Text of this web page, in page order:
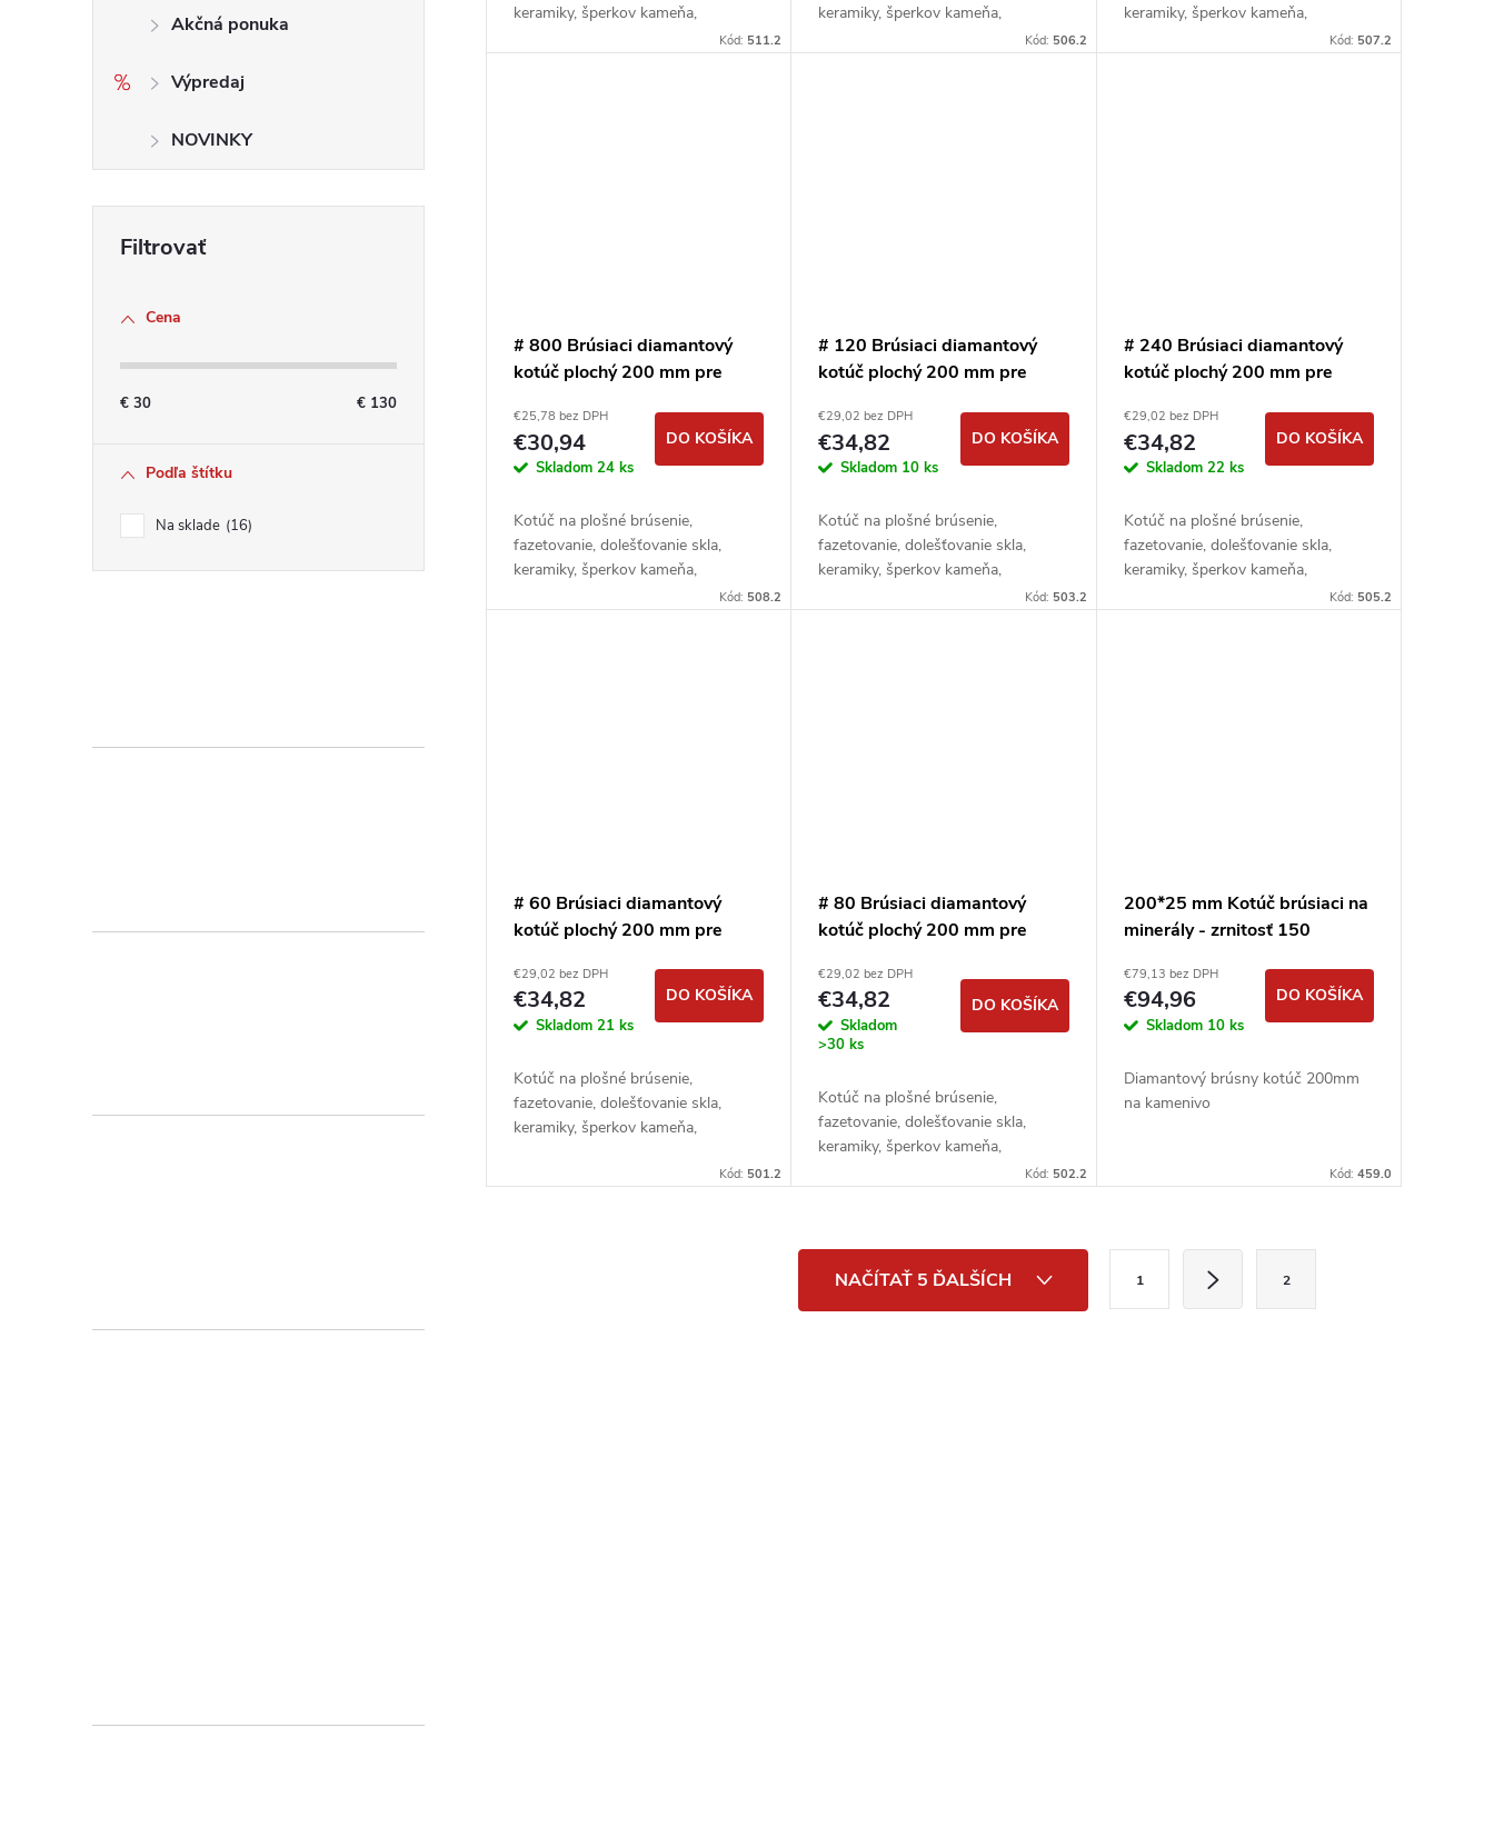
Akčná ponuka
Výpredaj
NOVINKY
Cena
€ 30 € 130
Podľa štítku
Na sklade 16
keramiky, šperkov kameňa,
Kód: 511.2
keramiky, šperkov kameňa,
Kód: 506.2
keramiky, šperkov kameňa,
Kód: 507.2
# 800 Brúsiaci diamantový
kotúč plochý 200 mm pre
€25,78 bez DPH
€30,94
Skladom 24 ks
DO KOŠÍKA
Kotúč na plošné brúsenie,
fazetovanie, dolešťovanie skla,
keramiky, šperkov kameňa,
Kód: 508.2
# 120 Brúsiaci diamantový
kotúč plochý 200 mm pre
€29,02 bez DPH
€34,82
Skladom 10 ks
DO KOŠÍKA
Kotúč na plošné brúsenie,
fazetovanie, dolešťovanie skla,
keramiky, šperkov kameňa,
Kód: 503.2
# 240 Brúsiaci diamantový
kotúč plochý 200 mm pre
€29,02 bez DPH
€34,82
Skladom 22 ks
DO KOŠÍKA
Kotúč na plošné brúsenie,
fazetovanie, dolešťovanie skla,
keramiky, šperkov kameňa,
Kód: 505.2
# 60 Brúsiaci diamantový
kotúč plochý 200 mm pre
€29,02 bez DPH
€34,82
Skladom 21 ks
DO KOŠÍKA
Kotúč na plošné brúsenie,
fazetovanie, dolešťovanie skla,
keramiky, šperkov kameňa,
Kód: 501.2
# 80 Brúsiaci diamantový
kotúč plochý 200 mm pre
€29,02 bez DPH
€34,82
Skladom
>30 ks
DO KOŠÍKA
Kotúč na plošné brúsenie,
fazetovanie, dolešťovanie skla,
keramiky, šperkov kameňa,
Kód: 502.2
200*25 mm Kotúč brúsiaci na
minerály - zrnitosť 150
€79,13 bez DPH
€94,96
Skladom 10 ks
DO KOŠÍKA
Diamantový brúsny kotúč 200mm
na kamenivo
Kód: 459.0
NAČÍTAŤ 5 ĎALŠÍCH 1 2